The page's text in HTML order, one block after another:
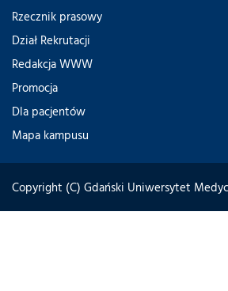
Rzecznik prasowy
Dział Rekrutacji
Redakcja WWW
Promocja
Dla pacjentów
Mapa kampusu
Copyright (C) Gdański Uniwersytet